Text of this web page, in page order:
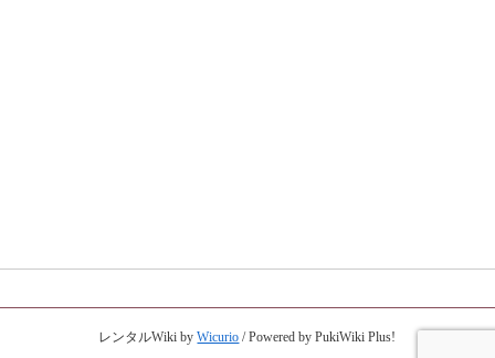
レンタルWiki byWicurio / Powered by PukiWiki Plus!